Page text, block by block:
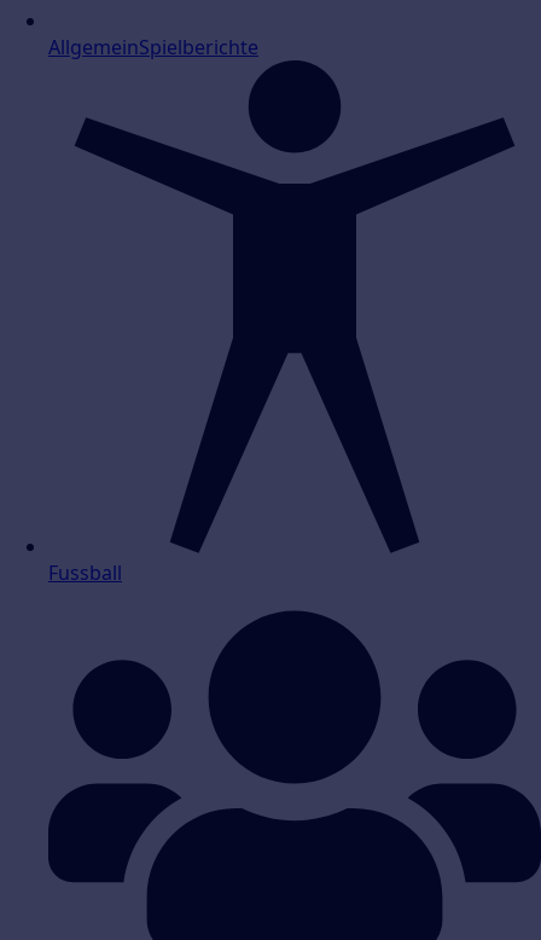
AllgemeinSpielberichte
Fussball